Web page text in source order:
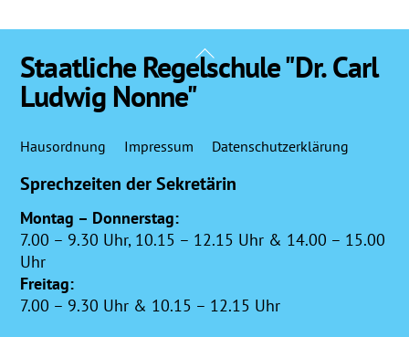
Back
To
Staatliche Regelschule "Dr. Carl
Ludwig Nonne"
Hausordnung Impressum Datenschutzerklärung
Sprechzeiten der Sekretärin
Montag – Donnerstag:
7.00 – 9.30 Uhr, 10.15 – 12.15 Uhr & 14.00 – 15.00
Uhr
Freitag:
7.00 – 9.30 Uhr & 10.15 – 12.15 Uhr